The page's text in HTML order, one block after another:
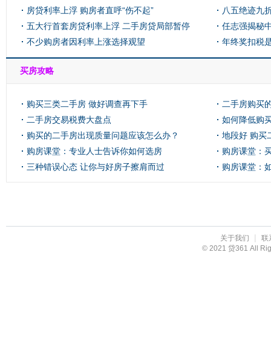
房贷利率上浮 购房者直呼“伤不起”
五大行首套房贷利率上浮 二手房贷局部暂停
不少购房者因利率上涨选择观望
比最高
八五绝迹九
任志强揭秘
年终奖扣税
买房攻略
购买三类二手房 做好调查再下手
二手房交易税费大盘点
购买的二手房出现质量问题应该怎么办？
购房课堂：专业人士告诉你如何选房
三种错误心态 让你与好房子擦肩而过
二手房购买
如何降低购
地段好 购买
购房课堂：
购房课堂：
关于我们 |
联
© 2021 贷361 All